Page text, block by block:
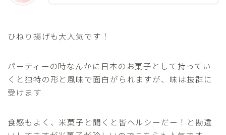
ひねり揚げも大人気です！
パーティーの時なんかに日本のお菓子として持ってい
くと独特の形と風味で面白がられますが、味は抜群に
受けます
食感もよく、米菓子と聞くと皆ヘルシーだー！と勘違